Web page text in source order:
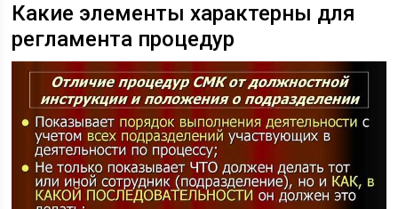
Какие элементы характерны для
регламента процедур